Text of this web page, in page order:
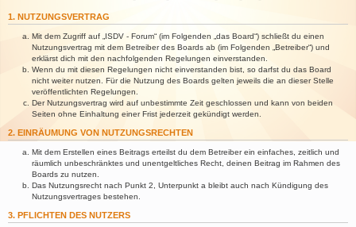
1. NUTZUNGSVERTRAG
Mit dem Zugriff auf „ISDV - Forum“ (im Folgenden „das Board“) schließt du einen
Nutzungsvertrag mit dem Betreiber des Boards ab (im Folgenden „Betreiber“) und
erklärst dich mit den nachfolgenden Regelungen einverstanden.
Wenn du mit diesen Regelungen nicht einverstanden bist, so darfst du das Board
nicht weiter nutzen. Für die Nutzung des Boards gelten jeweils die an dieser Stelle
veröffentlichten Regelungen.
Der Nutzungsvertrag wird auf unbestimmte Zeit geschlossen und kann von beiden
Seiten ohne Einhaltung einer Frist jederzeit gekündigt werden.
2. EINRÄUMUNG VON NUTZUNGSRECHTEN
Mit dem Erstellen eines Beitrags erteilst du dem Betreiber ein einfaches, zeitlich und
räumlich unbeschränktes und unentgeltliches Recht, deinen Beitrag im Rahmen des
Boards zu nutzen.
Das Nutzungsrecht nach Punkt 2, Unterpunkt a bleibt auch nach Kündigung des
Nutzungsvertrages bestehen.
3. PFLICHTEN DES NUTZERS